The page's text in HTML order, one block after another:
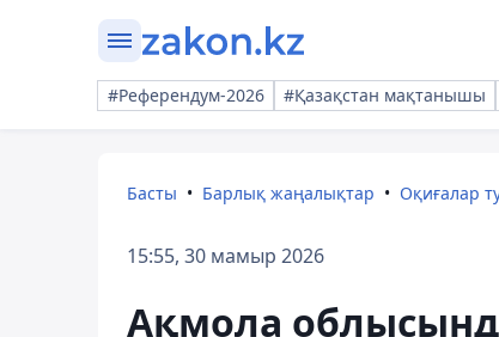
#Референдум-2026 #Қазақстан мақтанышы
Басты Барлық жаңалықтар Оқиғалар
15:55, 30 мамыр 2026
Ақмола